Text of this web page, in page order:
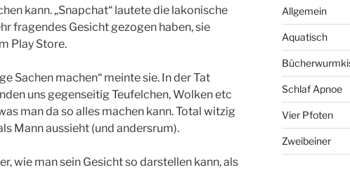
kann. „Snapchat“ lautete die lakonische
fragendes Gesicht gezogen haben, sie
Play Store.
Sachen machen“ meinte sie. In der Tat
uns gegenseitig Teufelchen, Wolken etc
man da so alles machen kann. Total witzig
Mann aussieht (und andersrum).
wie man sein Gesicht so darstellen kann, als
Allgemein
Aquatisch
Schlaf Apnoe
Vier Pfoten
Zweibeiner